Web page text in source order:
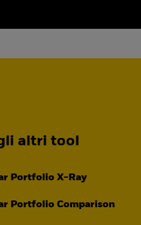
altri tool
Portfolio X-Ray
Portfolio Comparison